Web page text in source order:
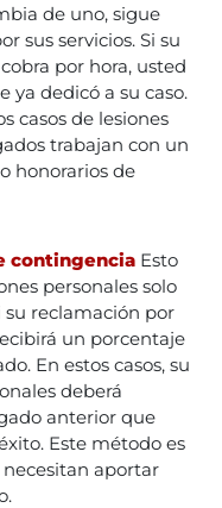
de uno, sigue
sus servicios. Si su
por hora, usted
ya dedicó a su caso.
casos de lesiones
trabajan con un
honorarios de
contingencia Esto
personales solo
su reclamación por
un porcentaje
En estos casos, su
deberá
anterior que
Este método es
necesitan aportar